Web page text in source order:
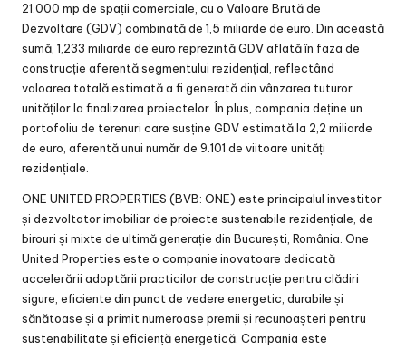
21.000 mp de spații comerciale, cu o Valoare Brută de
Dezvoltare (GDV) combinată de 1,5 miliarde de euro. Din această
sumă, 1,233 miliarde de euro reprezintă GDV aflată în faza de
construcție aferentă segmentului rezidențial, reflectând
valoarea totală estimată a fi generată din vânzarea tuturor
unităților la finalizarea proiectelor. În plus, compania deține un
portofoliu de terenuri care susține GDV estimată la 2,2 miliarde
de euro, aferentă unui număr de 9.101 de viitoare unități
rezidențiale.
ONE UNITED PROPERTIES (BVB: ONE) este principalul investitor
și dezvoltator imobiliar de proiecte sustenabile rezidențiale, de
birouri și mixte de ultimă generație din București, România. One
United Properties este o companie inovatoare dedicată
accelerării adoptării practicilor de construcție pentru clădiri
sigure, eficiente din punct de vedere energetic, durabile și
sănătoase și a primit numeroase premii și recunoașteri pentru
sustenabilitate și eficiență energetică. Compania este